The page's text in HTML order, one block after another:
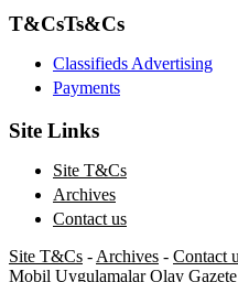
T&CsTs&Cs
Classifieds Advertising
Payments
Site Links
Site T&Cs
Archives
Contact us
Site T&Cs - Archives - Contact
Mobil Uygulamalar Olay